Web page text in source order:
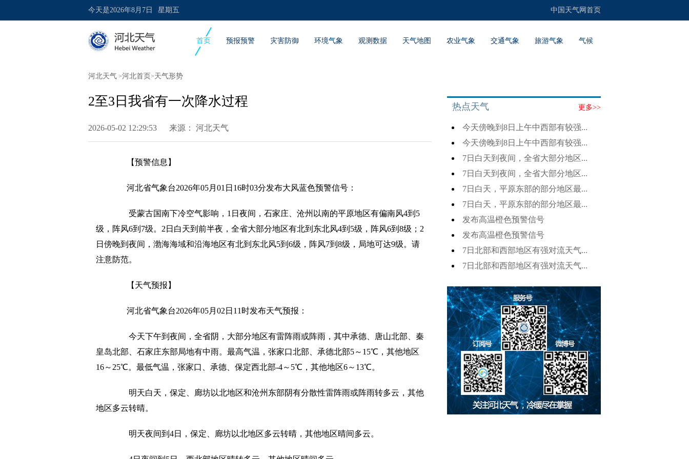
今天是2026年8月7日 星期五 中国天气网首页
首页 预报预警 灾害防御 环境气象 观测数据 天气地图 农业气象 交通气象 旅游气象 气候
河北天气 >河北首页 >天气形势
2至3日我省有一次降水过程
2026-05-02 12:29:53 来源： 河北天气
【预警信息】
河北省气象台2026年05月01日16时03分发布大风蓝色预警信号：
受蒙古国南下冷空气影响，1日夜间，石家庄、沧州以南的平原地区有偏南风4到5
级，阵风6到7级。2日白天到前半夜，全省大部分地区有北到东北风4到5级，阵风6到8级；2
日傍晚到夜间，渤海海域和沿海地区有北到东北风5到6级，阵风7到8级，局地可达9级。请
注意防范。
【天气预报】
河北省气象台2026年05月02日11时发布天气预报：
今天下午到夜间，全省阴，大部分地区有雷阵雨或阵雨，其中承德、唐山北部、秦
皇岛北部、石家庄东部局地有中雨。最高气温，张家口北部、承德北部5～15℃，其他地区
16～25℃。最低气温，张家口、承德、保定西北部-4～5℃，其他地区6～13℃。
明天白天，保定、廊坊以北地区和沧州东部阴有分散性雷阵雨或阵雨转多云，其他
地区多云转晴。
明天夜间到4日，保定、廊坊以北地区多云转晴，其他地区晴间多云。
更多>>
热点天气
今天傍晚到8日上午中西部有较强...
今天傍晚到8日上午中西部有较强...
7日白天到夜间，全省大部分地区...
7日白天到夜间，全省大部分地区...
7日白天，平原东部的部分地区最...
7日白天，平原东部的部分地区最...
发布高温橙色预警信号
发布高温橙色预警信号
7日北部和西部地区有强对流天气...
7日北部和西部地区有强对流天气...